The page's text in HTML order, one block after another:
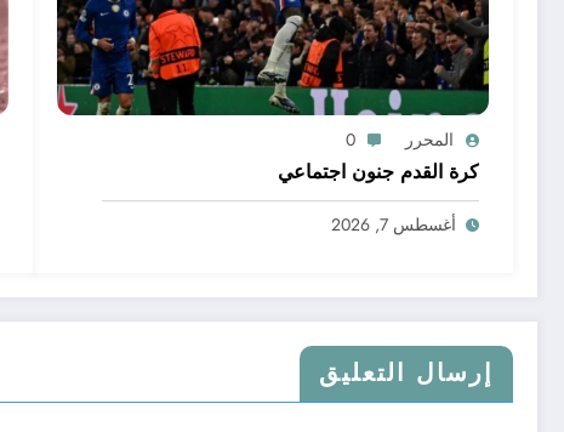
المحرر 0
كرة القدم جنون اجتماعي
أغسطس 7, 2026
إرسال التعليق